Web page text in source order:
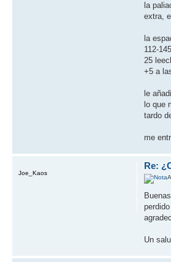
la
extra,
la
112-145
25
+5 a
le
lo que
tardo
me
Re:
Un
Joe_Kaos